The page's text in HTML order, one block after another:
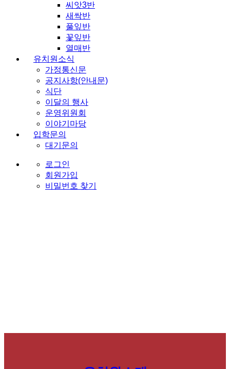
씨앗3반
새싹반
풀잎반
꽃잎반
열매반
유치원소식
가정통신문
공지사항(안내문)
식단
이달의 행사
운영위원회
이야기마당
입학문의
대기문의
로그인
회원가입
비밀번호 찾기